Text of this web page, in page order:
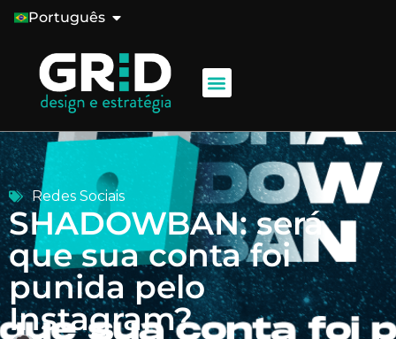
Português
Redes Sociais
SHADOWBAN: será
que sua conta foi
punida pelo
Instagram?